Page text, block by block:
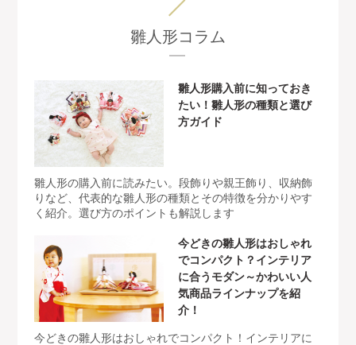
雛人形コラム
雛人形購入前に知っておき
たい！雛人形の種類と選び
方ガイド
雛人形の購入前に読みたい。段飾りや親王飾り、収納飾
りなど、代表的な雛人形の種類とその特徴を分かりやす
く紹介。選び方のポイントも解説します
今どきの雛人形はおしゃれ
でコンパクト？インテリア
に合うモダン～かわいい人
気商品ラインナップを紹
介！
今どきの雛人形はおしゃれでコンパクト！インテリアに